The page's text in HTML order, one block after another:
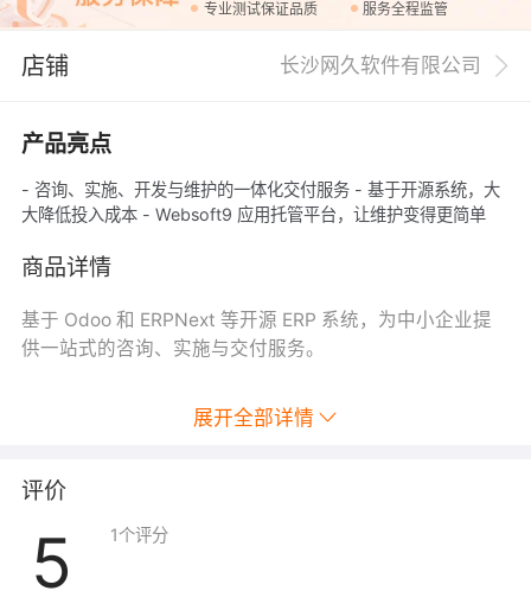
专业测试保证品质
服务全程监管
店铺 长沙网久软件有限公司
产品亮点
- 咨询、实施、开发与维护的一体化交付服务 - 基于开源系统，大
大降低投入成本 - Websoft9 应用托管平台，让维护变得更简单
商品详情
基于 Odoo 和 ERPNext 等开源 ERP 系统，为中小企业提
供一站式的咨询、实施与交付服务。
展开全部详情
评价
5 1个评分